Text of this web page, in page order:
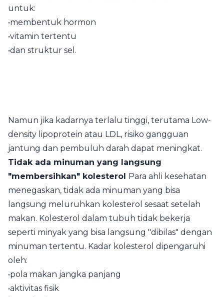
untuk:
•membentuk hormon
•vitamin tertentu
•dan struktur sel.
Namun jika kadarnya terlalu tinggi, terutama Low-
density lipoprotein atau LDL, risiko gangguan
jantung dan pembuluh darah dapat meningkat.
Tidak ada minuman yang langsung
"membersihkan" kolesterol Para ahli kesehatan
menegaskan, tidak ada minuman yang bisa
langsung meluruhkan kolesterol sesaat setelah
makan. Kolesterol dalam tubuh tidak bekerja
seperti minyak yang bisa langsung "dibilas" dengan
minuman tertentu. Kadar kolesterol dipengaruhi
oleh:
•pola makan jangka panjang
•aktivitas fisik